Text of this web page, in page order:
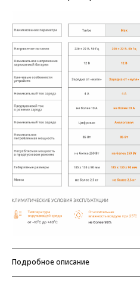
Подробное описание